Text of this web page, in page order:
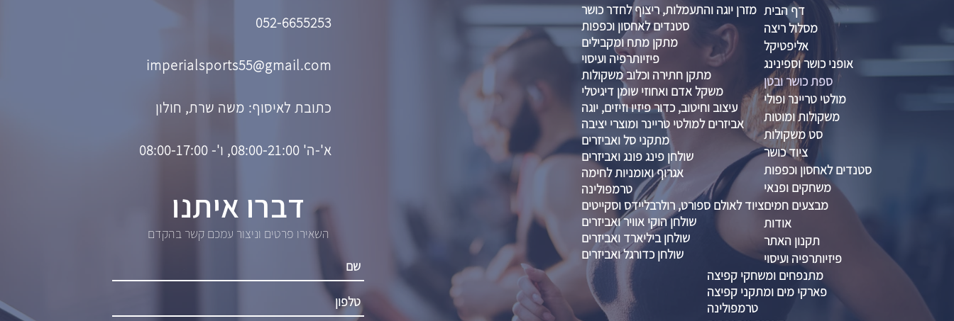
052-6655253
imperialsports55@gmail.com
כתובת לאיסוף: משה שרת, חולון
א'-ה' 08:00-21:00, ו'- 08:00-17:00
דברו איתנו
השאירו פרטים וניצור עמכם קשר בהקדם
מזרן יוגה והתעמלות, ריצוף לחדר כושר
סטנדים לאחסון וכפפות
מתקן מתח ומקבילים
פיזיותרפיה ועיסוי
מתקן חתירה וכלוב משקולות
משקל אדם ואחוזי שומן דיגיטלי
עיצוב וחיטוב, כדור פיזיו וזיזים, יוגה
אביזרים למולטי טריינר ומוצרי יציבה
מתקני סל ואביזרים
שולחן פינג פונג ואביזרים
אגרוף ואומניות לחימה
טרמפולינה
ציוד לאולם ספורט, רולרבליידס וסקייטים
שולחן הוקי אוויר ואביזרים
שולחן ביליארד ואביזרים
שולחן כדורגל ואביזרים
דף הבית
מסלול ריצה
אליפטיקל
אופני כושר וספינינג
ספת כושר ובטן
מולטי טריינר ופולי
משקולות ומוטות
סט משקולות
ציוד כושר
סטנדים לאחסון וכפפות
משחקים ופנאי
מבצעים חמים
אודות
תקנון האתר
פיזיותרפיה ועיסוי
מתנפחים ומשחקי קפיצה
פארקי מים ומתקני קפיצה
טרמפולינה